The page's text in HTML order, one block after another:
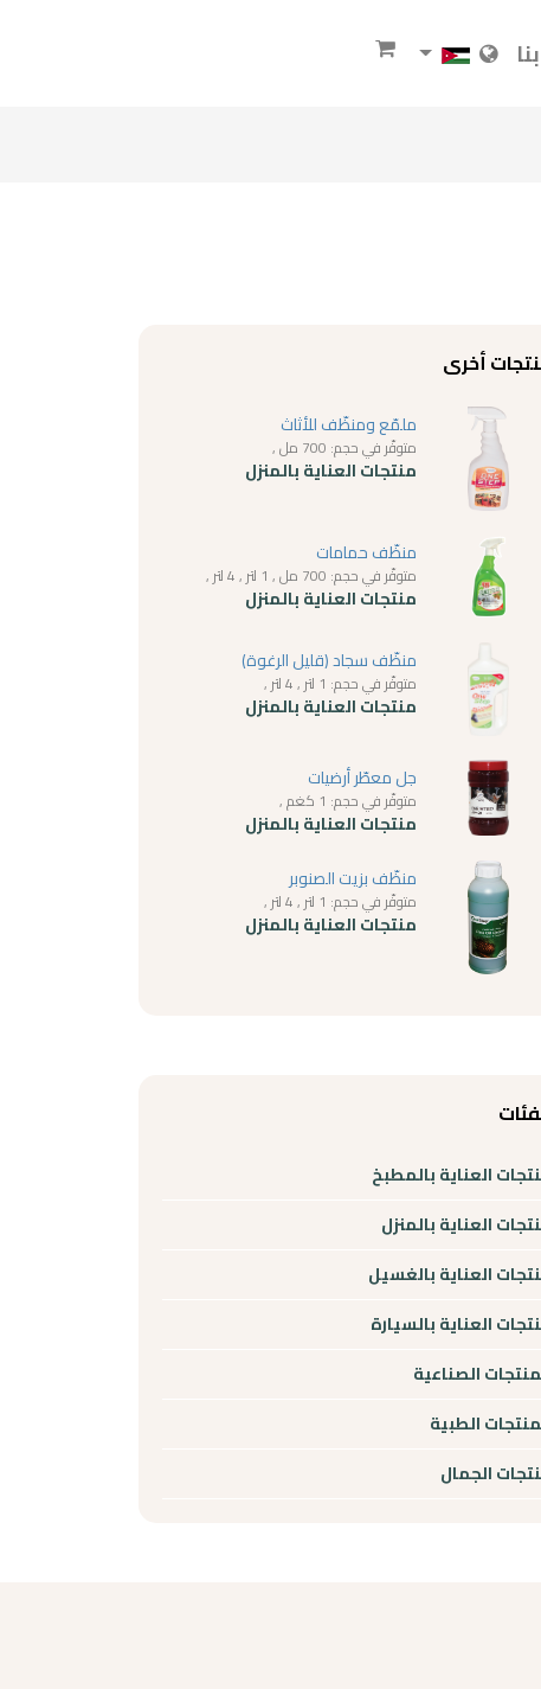
أخرى
ملمّع ومنظّف للأثاث
متوفّر في حجم: 700 مل ,
منتجات العناية بالمنزل
منظّف حمامات
متوفّر في حجم: 700 مل , 1 لتر , 4 لتر ,
منتجات العناية بالمنزل
منظّف سجاد (قليل الرغوة)
متوفّر في حجم: 1 لتر , 4 لتر ,
منتجات العناية بالمنزل
جل معطّر أرضيات
متوفّر في حجم: 1 كغم ,
منتجات العناية بالمنزل
منظّف بزيت الصنوبر
متوفّر في حجم: 1 لتر , 4 لتر ,
منتجات العناية بالمنزل
العناية بالمطبخ
العناية بالمنزل
العناية بالغسيل
العناية بالسيارة
الصناعية
الطبية
الجمال